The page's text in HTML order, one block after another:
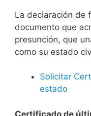
La declaración de
documento que
presunción, que
como su estado
Solicitar
estado
Certificado de